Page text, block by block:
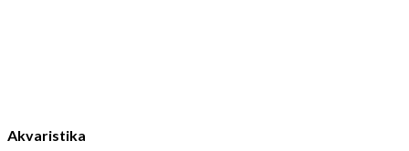
Akvaristika